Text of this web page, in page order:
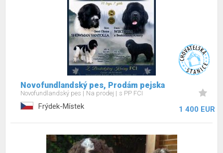
Novofundlandský pes, Prodám pejska
Novofundlandský pes Na prodej s PP FCI
Frýdek-Místek 1 400 EUR